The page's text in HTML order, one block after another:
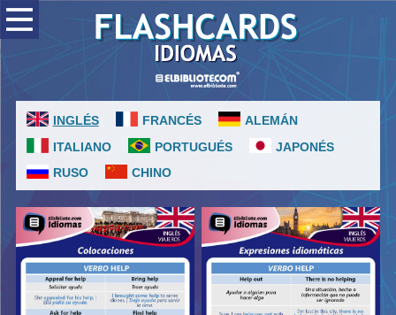
INGLÉS FRANCÉS
ALEMÁN
ITALIANO
PORTUGUÉS
JAPONÉS
RUSO
CHINO